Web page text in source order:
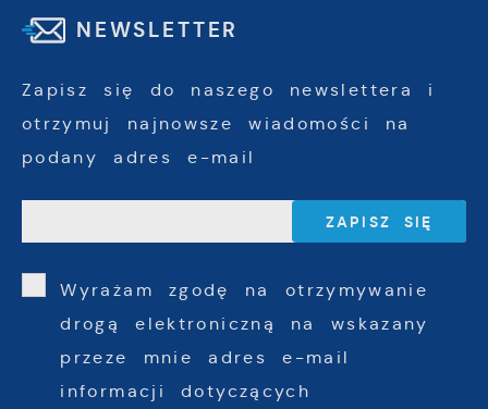
NEWSLETTER
Zapisz się do naszego newslettera i
otrzymuj najnowsze wiadomości na
podany adres e-mail
Wyrażam zgodę na otrzymywanie
drogą elektroniczną na wskazany
przeze mnie adres e-mail
informacji dotyczących